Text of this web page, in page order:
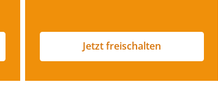
Jetzt freischalten